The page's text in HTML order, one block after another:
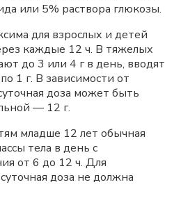
или 5% раствора глюкозы.
для взрослых и детей
каждые 12 ч. В тяжелых
до 3 или 4 г в день, вводят
1 г. В зависимости от
доза может быть
— 12 г.
младше 12 лет обычная
тела в день с
от 6 до 12 ч. Для
доза не должна